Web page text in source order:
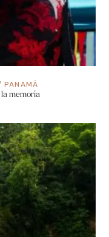
PANAMÁ
la memoria